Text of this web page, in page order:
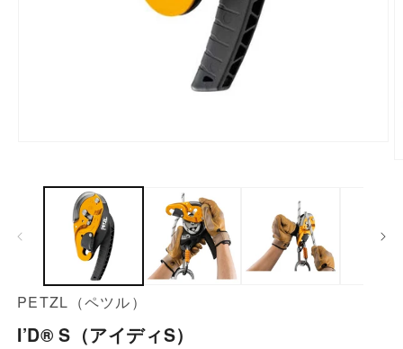
ル
メ
デ
PETZL（ペツル）
I’D® S（アイディS）